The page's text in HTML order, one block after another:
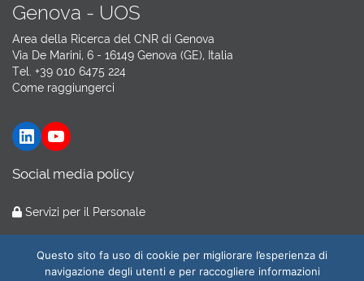
Genova - UOS
Area della Ricerca del CNR di Genova
Via De Marini, 6 - 16149 Genova (GE), Italia
Tel. +39 010 6475 224
Come raggiungerci
LinkedIn YouTube
Social media policy
Servizi per il Personale
Questo sito fa uso di cookie per migliorare l’esperienza di
navigazione degli utenti e per raccogliere informazioni